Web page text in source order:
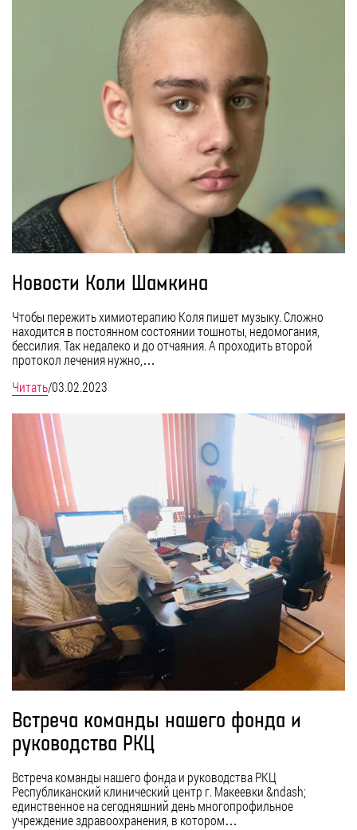
Новости Коли Шамкина
Чтобы пережить химиотерапию Коля пишет музыку. Сложно
находится в постоянном состоянии тошноты, недомогания,
бессилия. Так недалеко и до отчаяния. А проходить второй
протокол лечения нужно,…
Читать/03.02.2023
Встреча команды нашего фонда и
руководства РКЦ
Встреча команды нашего фонда и руководства РКЦ
Республиканский клинический центр г. Макеевки &ndash;
единственное на сегодняшний день многопрофильное
учреждение здравоохранения, в котором…